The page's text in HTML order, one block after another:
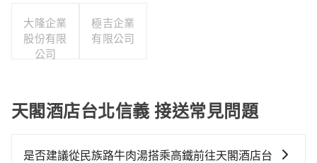
大隆企業
股份有限
公司
極吉企業
有限公司
天閣酒店台北信義 接送常見問題
是否建議從民族路牛肉湯搭乘高鐵前往天閣酒店台